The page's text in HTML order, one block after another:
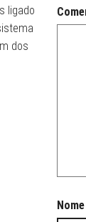
ligado
dos
Nome